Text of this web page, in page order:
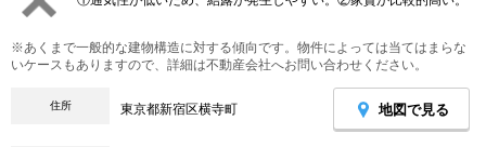
※あくまで一般的な建物構造に対する傾向です。物件によっては当てはまらな
いケースもありますので、詳細は不動産会社へお問い合わせください。
住所 東京都新宿区横寺町 地図で見る